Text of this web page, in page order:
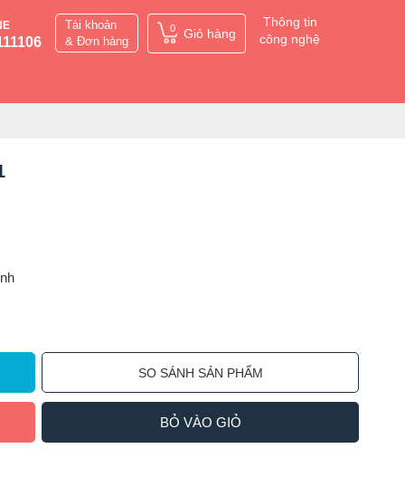
Tài khoản
& Đơn hàng
0 Giỏ hàng
Thông tin
công nghệ
SO SÁNH SẢN PHẨM
BỎ VÀO GIỎ